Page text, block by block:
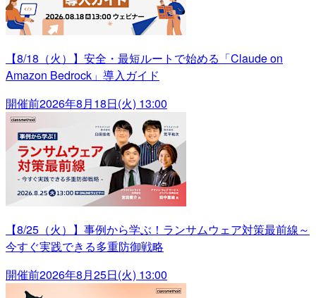
【8/18（火）】安全・最短ルートで始める「Claude on
Amazon Bedrock」導入ガイド
開催前2026年8月18日(火) 13:00
【8/25（火）】事例から学ぶ！ランサムウェア対策最前線～
今すぐ実践できる多重防御戦略
開催前2026年8月25日(火) 13:00